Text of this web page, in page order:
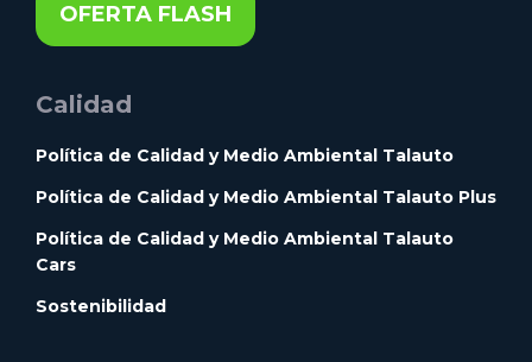
OFERTA FLASH
Calidad
Política de Calidad y Medio Ambiental Talauto
Política de Calidad y Medio Ambiental Talauto Plus
Política de Calidad y Medio Ambiental Talauto
Cars
Sostenibilidad